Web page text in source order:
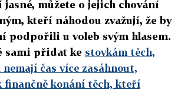
můžete o jejich chování
kteří náhodou zvažují, že by
podpořili u voleb svým hlasem.
sami přidat ke stovkám těch,
čas více zasáhnout,
finančně konání těch, kteří